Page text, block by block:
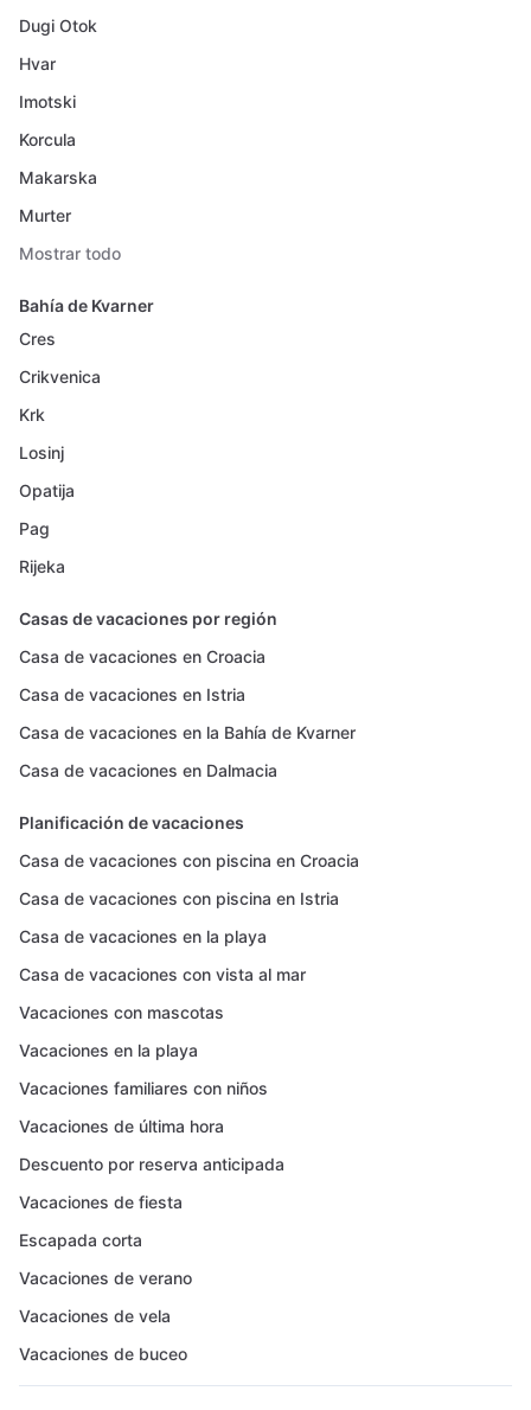
Dugi Otok
Hvar
Imotski
Korcula
Makarska
Murter
Mostrar todo
Bahía de Kvarner
Cres
Crikvenica
Krk
Losinj
Opatija
Pag
Rijeka
Casas de vacaciones por región
Casa de vacaciones en Croacia
Casa de vacaciones en Istria
Casa de vacaciones en la Bahía de Kvarner
Casa de vacaciones en Dalmacia
Planificación de vacaciones
Casa de vacaciones con piscina en Croacia
Casa de vacaciones con piscina en Istria
Casa de vacaciones en la playa
Casa de vacaciones con vista al mar
Vacaciones con mascotas
Vacaciones en la playa
Vacaciones familiares con niños
Vacaciones de última hora
Descuento por reserva anticipada
Vacaciones de fiesta
Escapada corta
Vacaciones de verano
Vacaciones de vela
Vacaciones de buceo